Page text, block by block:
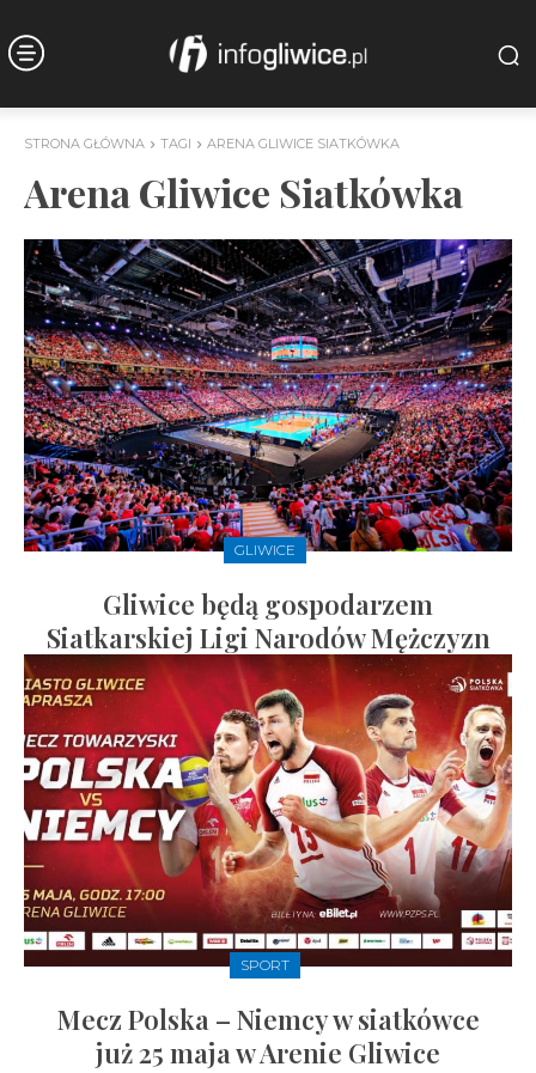
STRONA GŁÓWNA TAGI ARENA GLIWICE SIATKÓWKA
Arena Gliwice Siatkówka
GLIWICE
Gliwice będą gospodarzem
Siatkarskiej Ligi Narodów Mężczyzn
SPORT
Mecz Polska – Niemcy w siatkówce
już 25 maja w Arenie Gliwice